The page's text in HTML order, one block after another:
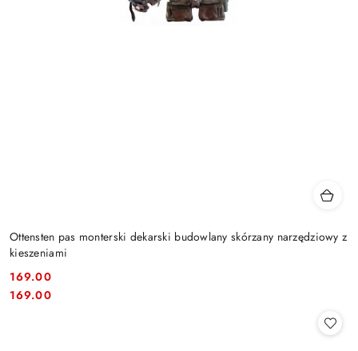
Ottensten pas monterski dekarski budowlany skórzany narzędziowy z
kieszeniami
Cena:
169.00
Cena:
169.00